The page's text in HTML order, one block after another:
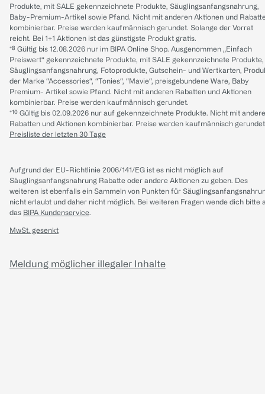
Produkte, mit SALE gekennzeichnete Produkte, Säuglingsanfangsnahrung,
Baby-Premium-Artikel sowie Pfand. Nicht mit anderen Aktionen und
kombinierbar. Preise werden kaufmännisch gerundet. Solange der Vorrat
reicht. Bei 1+1 Aktionen ist das günstigste Produkt gratis.
*⁸ Gültig bis 12.08.2026 nur im BIPA Online Shop. Ausgenommen „Einfach
Preiswert“ gekennzeichnete Produkte, mit SALE gekennzeichnete Produkte,
Säuglingsanfangsnahrung, Fotoprodukte, Gutschein- und Wertkarten,
der Marke “Accessories“, “Tonies“, “Mavie“, preisgebundene Ware, Baby
Premium- Artikel sowie Pfand. Nicht mit anderen Rabatten und Aktionen
kombinierbar. Preise werden kaufmännisch gerundet.
*¹⁰ Gültig bis 02.09.2026 nur auf gekennzeichnete Produkte. Nicht mit
Rabatten und Aktionen kombinierbar. Preise werden kaufmännisch
Preisliste der letzten 30 Tage
Aufgrund der EU-Richtlinie 2006/141/EG ist es nicht möglich auf
Säuglingsanfangsnahrung Rabatte oder andere Aktionen zu geben. Des
weiteren ist ebenfalls ein Sammeln von Punkten für
nicht erlaubt und daher nicht möglich. Bei weiteren Fragen wende dich bitte
das BIPA Kundenservice.
MwSt. gesenkt
Meldung möglicher illegaler Inhalte